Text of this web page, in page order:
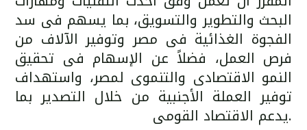
البحث والتطوير والتسويق، بما يسهم فى سد
الفجوة الغذائية فى مصر وتوفير الآلاف من
فرص العمل، فضلاً عن الإسهام فى تحقيق
النمو الاقتصادى والتنموى لمصر، واستهداف
توفير العملة الأجنبية من خلال التصدير بما
يدعم الاقتصاد القومى.